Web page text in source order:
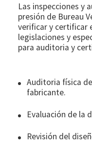
Las inspecciones y
presión de Bureau
verificar y certificar
legislaciones y
para auditoria y
Auditoria física
fabricante.
Evaluación de la
Revisión del